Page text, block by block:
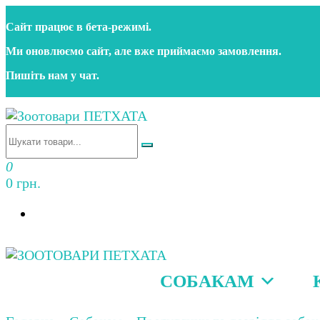
до
контенту
Сайт працює в бета‑режимі.
Ми оновлюємо сайт, але вже приймаємо замовлення.
Пишіть нам у чат.
Зоотовари ПЕТХАТА
Зоомагазин для собак та котів | Корм, іграшки,
0
0 грн.
Зоомагазин для собак та котів | Корм, іграшки,
СОБАКАМ